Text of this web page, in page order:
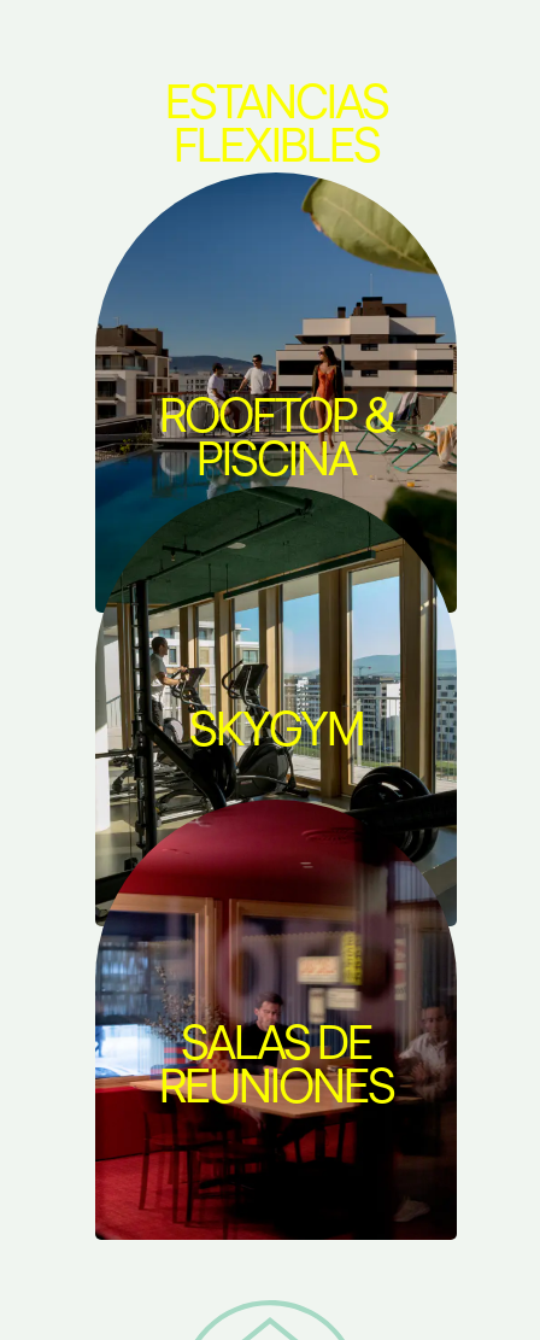
ESTANCIAS
FLEXIBLES
ROOFTOP &
PISCINA
SKYGYM
SALAS DE
REUNIONES